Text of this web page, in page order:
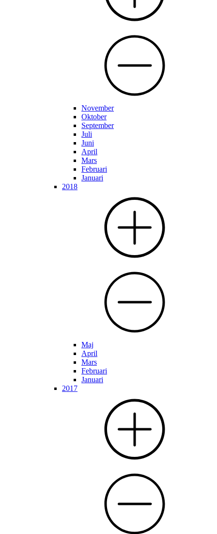
November
Oktober
September
Juli
Juni
April
Mars
Februari
Januari
2018
Maj
April
Mars
Februari
Januari
2017